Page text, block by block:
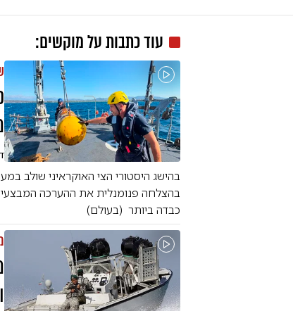
עוד כתבות עלמוקשים:
בהישג היסטורי הצי האוקראיני שולב
בהצלחה פנומנלית את ההערכה
כבדה ביותר (בעולם)